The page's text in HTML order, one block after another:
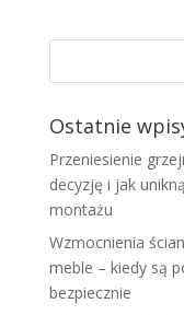
Ostatnie
Przeniesienie
decyzję i jak
montażu
Wzmocnienia
meble – kiedy są
bezpiecznie